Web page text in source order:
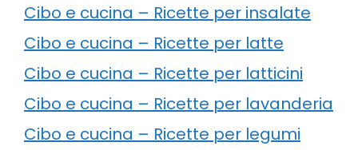
Cibo e cucina – Ricette per insalate
Cibo e cucina – Ricette per latte
Cibo e cucina – Ricette per latticini
Cibo e cucina – Ricette per lavanderia
Cibo e cucina – Ricette per legumi